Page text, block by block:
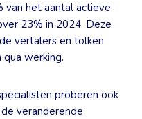
van het aantal actieve
23% in 2024. Deze
vertalers en tolken
werking.
proberen ook
veranderende